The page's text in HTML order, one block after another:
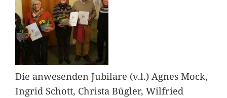
Die anwesenden Jubilare (v.l.) Agnes Mock,
Ingrid Schott, Christa Bügler, Wilfried